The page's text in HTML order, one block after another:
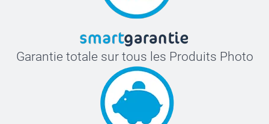
Garantie totale sur tous les Produits Photo